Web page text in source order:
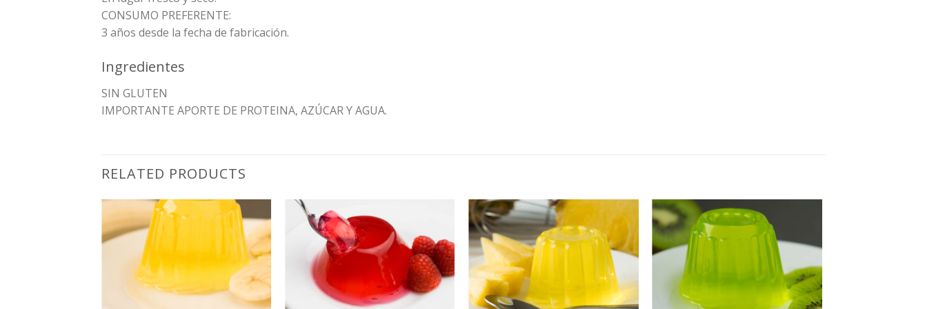
CONSUMO PREFERENTE:
3 años desde la fecha de fabricación.
Ingredientes
SIN GLUTEN
IMPORTANTE APORTE DE PROTEINA, AZÚCAR Y AGUA.
RELATED PRODUCTS